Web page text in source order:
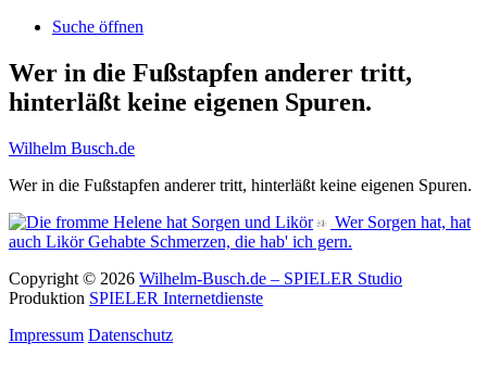
Suche öffnen
Wer in die Fußstapfen anderer tritt,
hinterläßt keine eigenen Spuren.
Wilhelm Busch.de
Wer in die Fußstapfen anderer tritt, hinterläßt keine eigenen Spuren.
Wer Sorgen hat, hat
auch Likör Gehabte Schmerzen, die hab' ich gern.
Copyright © 2026 Wilhelm-Busch.de – SPIELER Studio
Produktion SPIELER Internetdienste
Impressum Datenschutz